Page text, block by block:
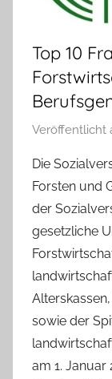
Top 10
Veröffentlicht
Die
Forsten und
der
gesetzliche
sowie der
am 1. Januar